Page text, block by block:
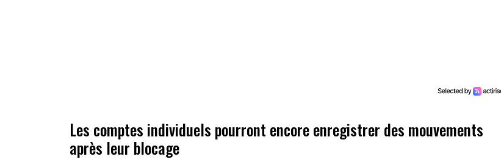
Les comptes individuels pourront encore enregistrer des mouvements
après leur blocage